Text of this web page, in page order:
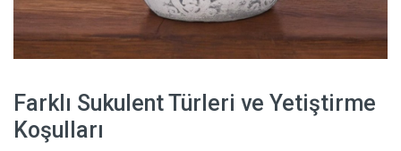
Farklı Sukulent Türleri ve Yetiştirme
Koşulları